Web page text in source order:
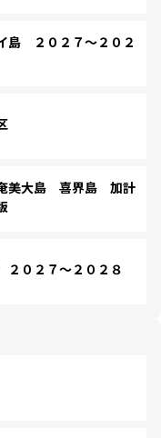
２０２７～２０２
美大島 喜界島 加計
０２７～２０２８